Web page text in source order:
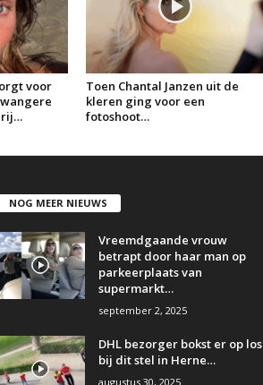
voor
rij…
Toen Chantal Janzen uit de
kleren ging voor een
fotoshoot…
NOG MEER NIEUWS
Vreemdgaande vrouw
betrapt door haar man op
parkeerplaats van
supermarkt…
september 2, 2025
DHL bezorger bokst er op los
bij dit stel in Herne…
augustus 30, 2025